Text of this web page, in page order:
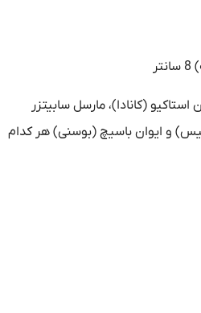
(کانادا)، مارسل سابیتزر
و ایوان باسیچ (بوسنی) هر کدام